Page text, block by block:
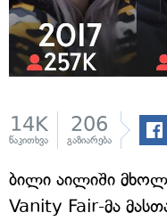
14K
წაკითხვა
206
გაზიარება
ბილი აილიში
Vanity Fair-მა